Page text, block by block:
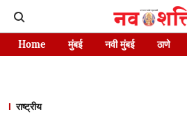
Home मुंबई नवी मुंबई ठाणे
राष्ट्रीय